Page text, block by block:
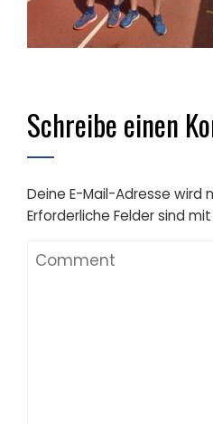
Schreibe einen
Deine E-Mail-Adresse wird
Erforderliche Felder sind mit